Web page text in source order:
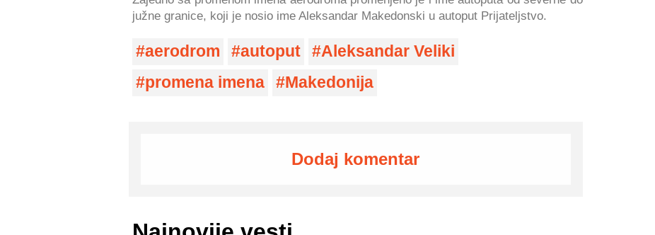
južne granice, koji je nosio ime Aleksandar Makedonski u autoput Prijateljstvo.
aerodrom autoput
Aleksandar Veliki
promena imena
Makedonija
Dodaj komentar